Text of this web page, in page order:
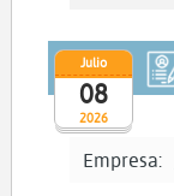
2026
Julio
08
Empresa: